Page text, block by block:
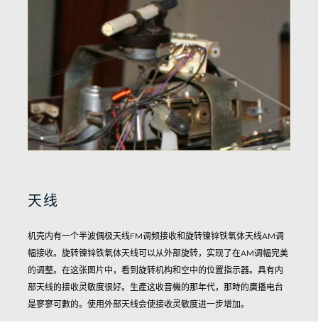
天线
机壳内有一个半波偶极天线FM调频接收和旋转镍锌铁氧体天线AM调
幅接收。 旋转镍锌铁氧体天线可以从外部旋转，实现了在AM调幅完美
的调整。 在这张图片中，看到旋转机构和空中的位置指示器。具有内
部天线的接收灵敏度很好。 生產这收音機的那年代，那時的廣播电台
是寥寥可數的。 使用外部天线会使接收灵敏度进一步增加。